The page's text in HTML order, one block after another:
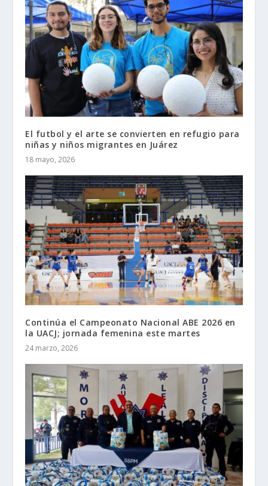
El futbol y el arte se convierten en refugio para
niñas y niños migrantes en Juárez
18 mayo, 2026
Continúa el Campeonato Nacional ABE 2026 en
la UACJ; jornada femenina este martes
24 marzo, 2026